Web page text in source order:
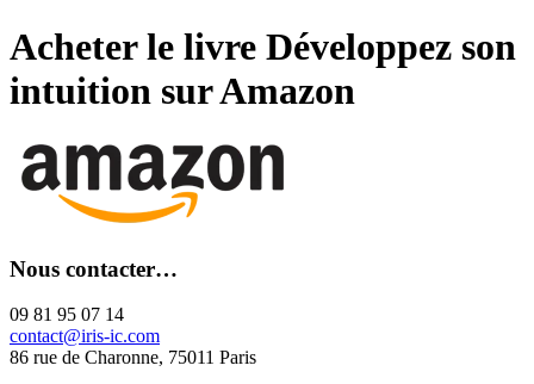
Acheter le livre Développez son
intuition sur Amazon
Nous contacter…
09 81 95 07 14
contact@iris-ic.com
86 rue de Charonne, 75011 Paris